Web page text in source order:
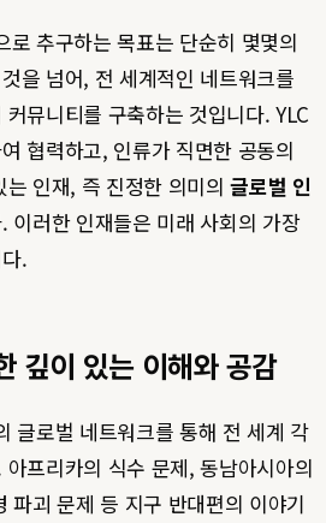
로 추구하는 목표는 단순히 몇몇의
을 넘어, 전 세계적인 네트워크를
뮤니티를 구축하는 것입니다. YLC
협력하고, 인류가 직면한 공동의
는 인재, 즉 진정한 의미의글로벌 인
이러한 인재들은 미래 사회의 가장
.
깊이 있는 이해와 공감
글로벌 네트워크를 통해 전 세계 각
프리카의 식수 문제, 동남아시아의
파괴 문제 등 지구 반대편의 이야기